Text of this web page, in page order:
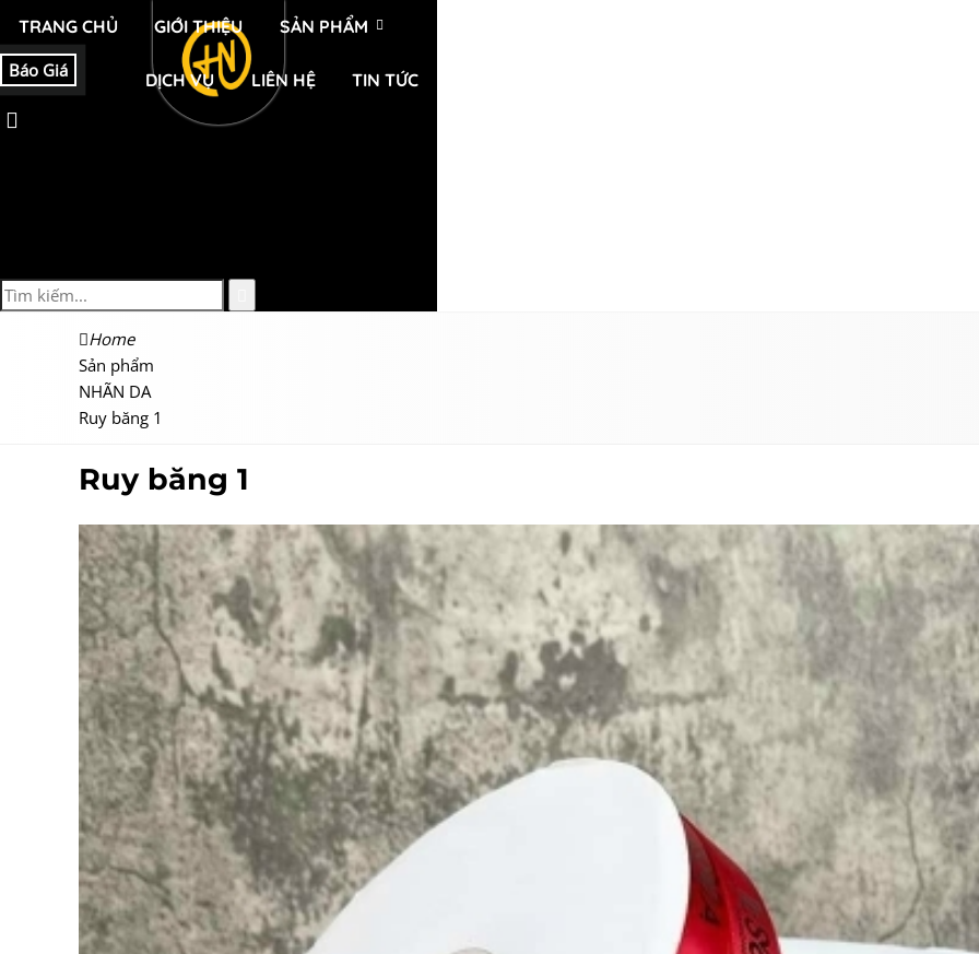
TRANG CHỦ GIỚI THIỆU SẢN PHẨM
DỊCH VỤ LIÊN HỆ TIN TỨC
Báo Giá
Home
Sản phẩm
NHÃN DA
Ruy băng 1
Ruy băng 1